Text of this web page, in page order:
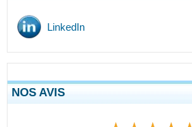
LinkedIn
NOS AVIS